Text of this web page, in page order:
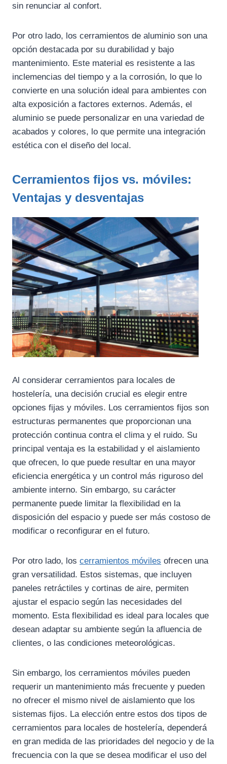
sin renunciar al confort.
Por otro lado, los cerramientos de aluminio son una
opción destacada por su durabilidad y bajo
mantenimiento. Este material es resistente a las
inclemencias del tiempo y a la corrosión, lo que lo
convierte en una solución ideal para ambientes con
alta exposición a factores externos. Además, el
aluminio se puede personalizar en una variedad de
acabados y colores, lo que permite una integración
estética con el diseño del local.
Cerramientos fijos vs. móviles:
Ventajas y desventajas
Al considerar cerramientos para locales de
hostelería, una decisión crucial es elegir entre
opciones fijas y móviles. Los cerramientos fijos son
estructuras permanentes que proporcionan una
protección continua contra el clima y el ruido. Su
principal ventaja es la estabilidad y el aislamiento
que ofrecen, lo que puede resultar en una mayor
eficiencia energética y un control más riguroso del
ambiente interno. Sin embargo, su carácter
permanente puede limitar la flexibilidad en la
disposición del espacio y puede ser más costoso de
modificar o reconfigurar en el futuro.
Por otro lado, los cerramientos móviles ofrecen una
gran versatilidad. Estos sistemas, que incluyen
paneles retráctiles y cortinas de aire, permiten
ajustar el espacio según las necesidades del
momento. Esta flexibilidad es ideal para locales que
desean adaptar su ambiente según la afluencia de
clientes, o las condiciones meteorológicas.
Sin embargo, los cerramientos móviles pueden
requerir un mantenimiento más frecuente y pueden
no ofrecer el mismo nivel de aislamiento que los
sistemas fijos. La elección entre estos dos tipos de
cerramientos para locales de hostelería, dependerá
en gran medida de las prioridades del negocio y de la
frecuencia con la que se desea modificar el uso del